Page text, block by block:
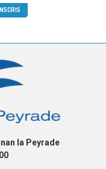
la Peyrade